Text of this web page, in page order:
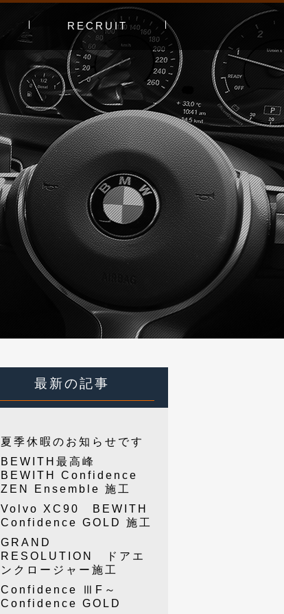
RECRUIT
エントリーフォーム
採用特集
最新の記事
夏季休暇のお知らせです
BEWITH最高峰
BEWITH Confidence
ZEN Ensemble 施工
Volvo XC90 BEWITH
Confidence GOLD 施工
GRAND
RESOLUTION ドアエ
ンクロージャー施工
Confidence ⅢF～
Confidence GOLD